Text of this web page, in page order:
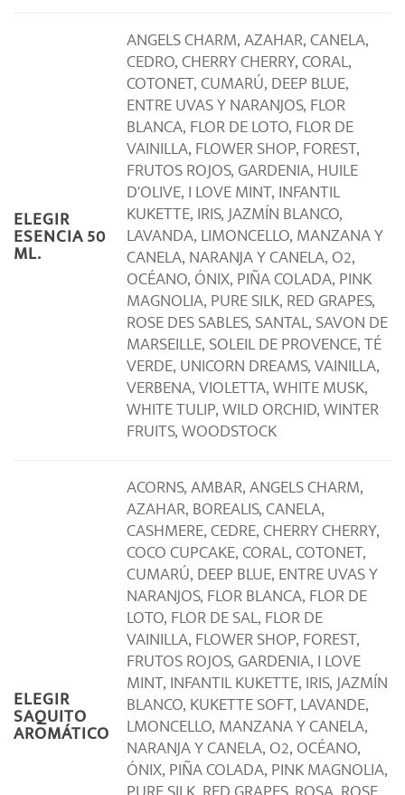
ELEGIR
ESENCIA 50
ML.
ANGELS CHARM, AZAHAR, CANELA,
CEDRO, CHERRY CHERRY, CORAL,
COTONET, CUMARÚ, DEEP BLUE,
ENTRE UVAS Y NARANJOS, FLOR
BLANCA, FLOR DE LOTO, FLOR DE
VAINILLA, FLOWER SHOP, FOREST,
FRUTOS ROJOS, GARDENIA, HUILE
D'OLIVE, I LOVE MINT, INFANTIL
KUKETTE, IRIS, JAZMÍN BLANCO,
LAVANDA, LIMONCELLO, MANZANA Y
CANELA, NARANJA Y CANELA, O2,
OCÉANO, ÓNIX, PIÑA COLADA, PINK
MAGNOLIA, PURE SILK, RED GRAPES,
ROSE DES SABLES, SANTAL, SAVON DE
MARSEILLE, SOLEIL DE PROVENCE, TÉ
VERDE, UNICORN DREAMS, VAINILLA,
VERBENA, VIOLETTA, WHITE MUSK,
WHITE TULIP, WILD ORCHID, WINTER
FRUITS, WOODSTOCK
ELEGIR
SAQUITO
AROMÁTICO
ACORNS, AMBAR, ANGELS CHARM,
AZAHAR, BOREALIS, CANELA,
CASHMERE, CEDRE, CHERRY CHERRY,
COCO CUPCAKE, CORAL, COTONET,
CUMARÚ, DEEP BLUE, ENTRE UVAS Y
NARANJOS, FLOR BLANCA, FLOR DE
LOTO, FLOR DE SAL, FLOR DE
VAINILLA, FLOWER SHOP, FOREST,
FRUTOS ROJOS, GARDENIA, I LOVE
MINT, INFANTIL KUKETTE, IRIS, JAZMÍN
BLANCO, KUKETTE SOFT, LAVANDE,
LMONCELLO, MANZANA Y CANELA,
NARANJA Y CANELA, O2, OCÉANO,
ÓNIX, PIÑA COLADA, PINK MAGNOLIA,